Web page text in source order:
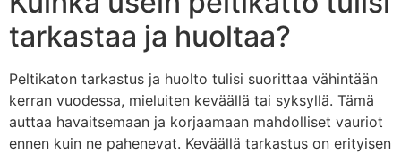
tarkastaa ja huoltaa?
Peltikaton tarkastus ja huolto tulisi suorittaa vähintään
kerran vuodessa, mieluiten keväällä tai syksyllä. Tämä
auttaa havaitsemaan ja korjaamaan mahdolliset vauriot
ennen kuin ne pahenevat. Keväällä tarkastus on erityisen